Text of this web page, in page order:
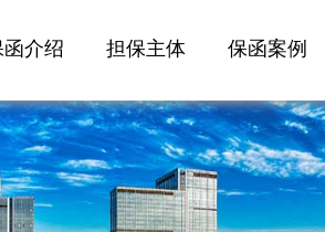
函介绍 担保主体 保函案例